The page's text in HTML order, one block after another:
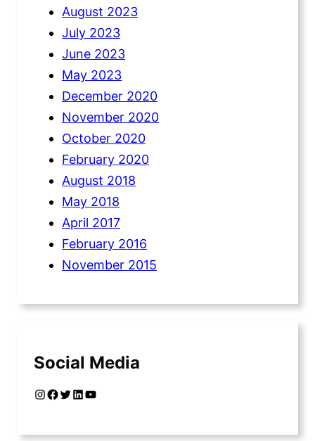
August 2023
July 2023
June 2023
May 2023
December 2020
November 2020
October 2020
February 2020
August 2018
May 2018
April 2017
February 2016
November 2015
Social Media
InstagramFacebook Twitter LinkedIn YouTube